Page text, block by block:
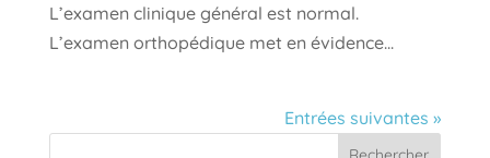
L’examen clinique général est normal.
L’examen orthopédique met en évidence...
Entrées suivantes »